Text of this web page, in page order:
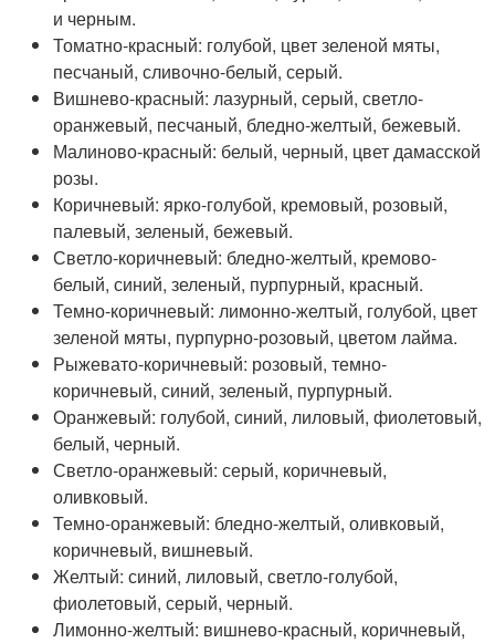
и черным.
Томатно-красный: голубой, цвет зеленой мяты,
песчаный, сливочно-белый, серый.
Вишнево-красный: лазурный, серый, светло-
оранжевый, песчаный, бледно-желтый, бежевый.
Малиново-красный: белый, черный, цвет дамасской
розы.
Коричневый: ярко-голубой, кремовый, розовый,
палевый, зеленый, бежевый.
Светло-коричневый: бледно-желтый, кремово-
белый, синий, зеленый, пурпурный, красный.
Темно-коричневый: лимонно-желтый, голубой, цвет
зеленой мяты, пурпурно-розовый, цветом лайма.
Рыжевато-коричневый: розовый, темно-
коричневый, синий, зеленый, пурпурный.
Оранжевый: голубой, синий, лиловый, фиолетовый,
белый, черный.
Светло-оранжевый: серый, коричневый,
оливковый.
Темно-оранжевый: бледно-желтый, оливковый,
коричневый, вишневый.
Желтый: синий, лиловый, светло-голубой,
фиолетовый, серый, черный.
Лимонно-желтый: вишнево-красный, коричневый,